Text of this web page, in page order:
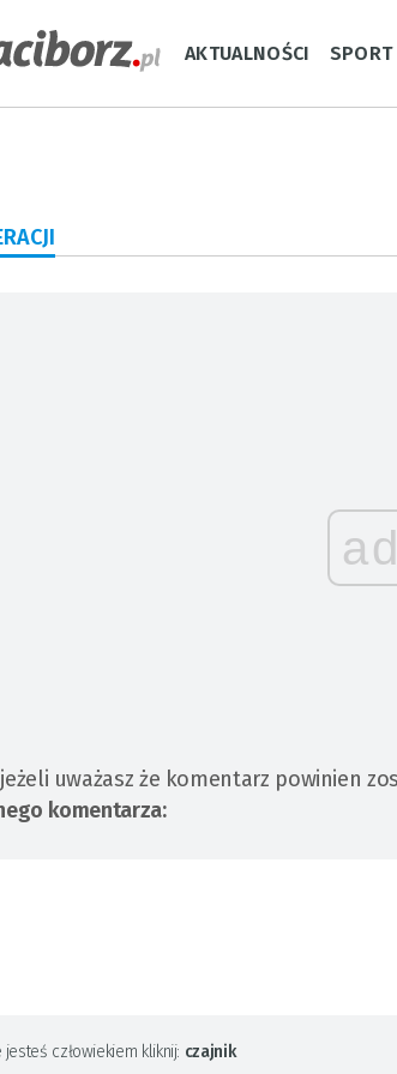
AKTUALNOŚCI SPORT
ad
uważasz że komentarz powinien
komentarza:
człowiekiem kliknij: czajnik